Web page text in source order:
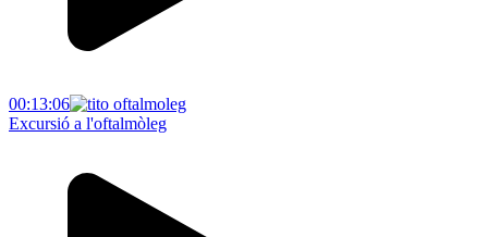
00:13:06
Excursió a l'oftalmòleg